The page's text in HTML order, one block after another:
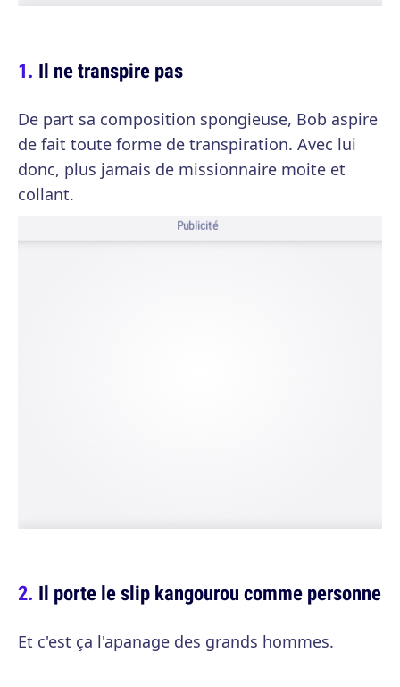
Il ne transpire pas
De part sa composition spongieuse, Bob aspire
de fait toute forme de transpiration. Avec lui
donc, plus jamais de missionnaire moite et
collant.
Publicité
Il porte le slip kangourou comme personne
Et c'est ça l'apanage des grands hommes.